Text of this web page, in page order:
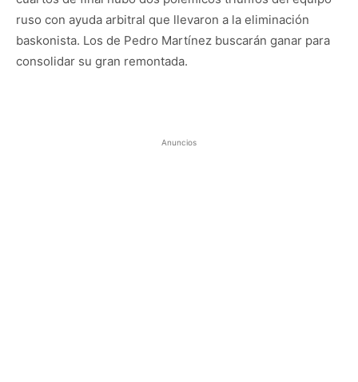
ruso con ayuda arbitral que llevaron a la eliminación
baskonista. Los de Pedro Martínez buscarán ganar para
consolidar su gran remontada.
Anuncios